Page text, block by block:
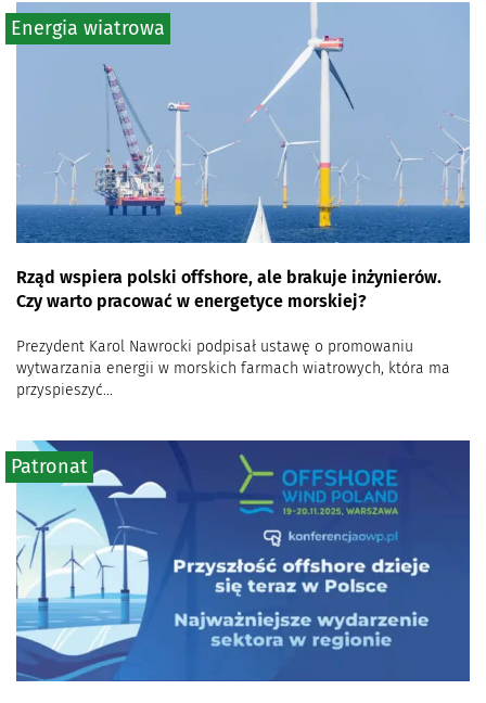
Rząd wspiera polski offshore, ale brakuje inżynierów.
Czy warto pracować w energetyce morskiej?
Prezydent Karol Nawrocki podpisał ustawę o promowaniu
wytwarzania energii w morskich farmach wiatrowych, która ma
przyspieszyć...
Energia wiatrowa
Patronat